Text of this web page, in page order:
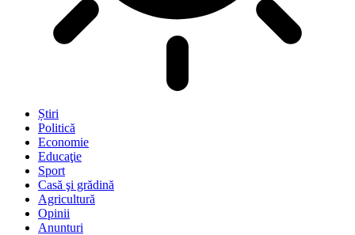
Știri
Politică
Economie
Educaţie
Sport
Casă şi grădină
Agricultură
Opinii
Anunturi